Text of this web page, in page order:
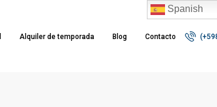
Alquiler de temporada Blog Contacto
Spanish